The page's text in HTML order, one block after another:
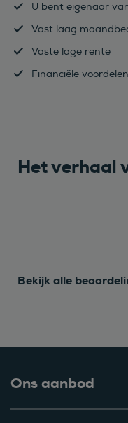
U bent eigenaar
Vast laag
Vaste lage rente
Financiële voordelen
Het verhaal
Bekijk alle
Ons aanbod